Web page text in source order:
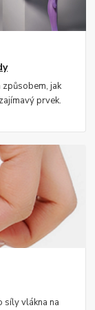
způsobem, jak
prvek.
síly vlákna na